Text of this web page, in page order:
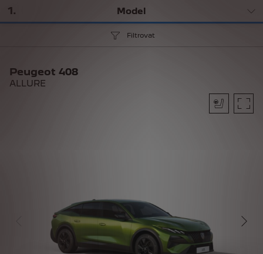
1. Model
Filtrovat
Peugeot 408
ALLURE